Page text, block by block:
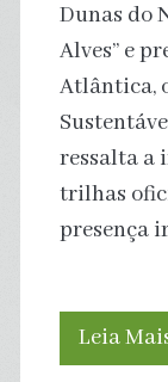
Dunas do
Alves” e
Atlântica,
ressalta a
trilhas
presença
Leia